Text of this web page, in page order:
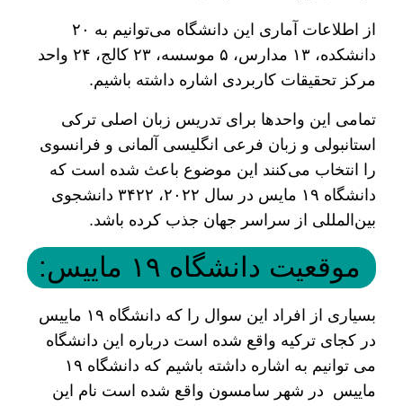
از اطلاعات آماری این دانشگاه می‌توانیم به ۲۰
دانشکده، ۱۳ مدارس، ۵ موسسه، ۲۳ کالج، ۲۴ واحد
مرکز تحقیقات کاربردی اشاره داشته باشیم.
تمامی این واحدها برای تدریس زبان اصلی ترکی
استانبولی و زبان فرعی انگلیسی آلمانی و فرانسوی
را انتخاب می‌کنند این موضوع باعث شده است که
دانشگاه ۱۹ مایس در سال ۲۰۲۲، ۳۴۲۲ دانشجوی
بین‌المللی از سراسر جهان جذب کرده باشد.
موقعیت دانشگاه ۱۹ ماییس:
بسیاری از افراد این سوال را که دانشگاه ۱۹ ماییس
در کجای ترکیه واقع شده است درباره این دانشگاه
می‌ توانیم به اشاره داشته باشیم که دانشگاه ۱۹
ماییس در شهر سامسون واقع شده است نام این